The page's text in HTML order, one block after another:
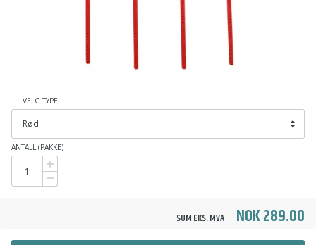
VELG TYPE
ANTALL (PAKKE)
SUM EKS. MVA NOK 289.00